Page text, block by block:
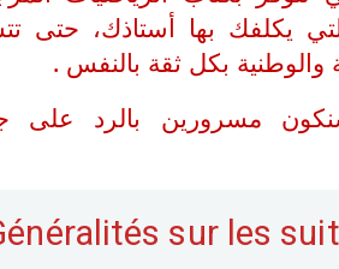
يكلفك بها أستاذك، حتى
والوطنية بكل ثقة بالنفس .
مسرورين بالرد على
sur les